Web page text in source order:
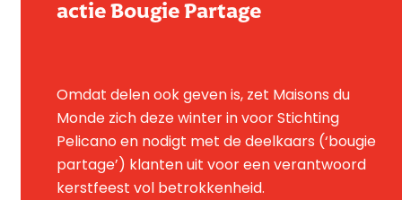
actie Bougie Partage
Omdat delen ook geven is, zet Maisons du
Monde zich deze winter in voor Stichting
Pelicano en nodigt met de deelkaars (‘bougie
partage’) klanten uit voor een verantwoord
kerstfeest vol betrokkenheid.